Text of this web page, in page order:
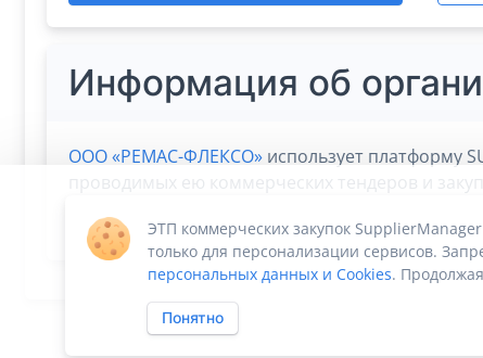
Информация об
ООО «РЕМАС-ФЛЕКСО»использует платформу
проводимых ею коммерческих тендеров и
ЭТП коммерческих закупок
только для персонализации сервисов.
персональных данных и Cookies.
Понятно